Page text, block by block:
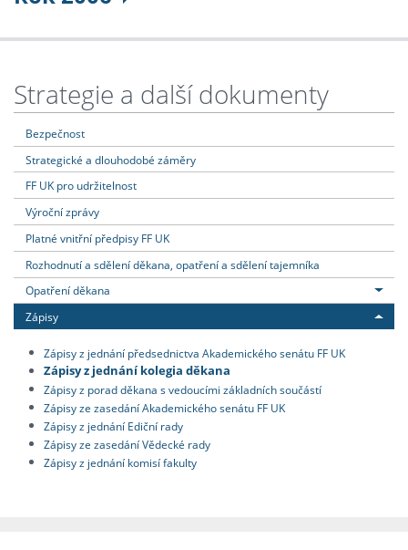
Strategie a další dokumenty
Bezpečnost
Strategické a dlouhodobé záměry
FF UK pro udržitelnost
Výroční zprávy
Platné vnitřní předpisy FF UK
Rozhodnutí a sdělení děkana, opatření a sdělení tajemníka
Opatření děkana
Zápisy
Zápisy z jednání předsednictva Akademického senátu FF UK
Zápisy z jednání kolegia děkana
Zápisy z porad děkana s vedoucími základních součástí
Zápisy ze zasedání Akademického senátu FF UK
Zápisy z jednání Ediční rady
Zápisy ze zasedání Vědecké rady
Zápisy z jednání komisí fakulty